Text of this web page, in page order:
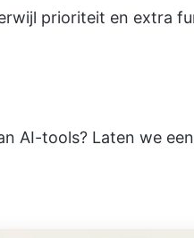
prioriteit en extra
AI-tools? Laten we